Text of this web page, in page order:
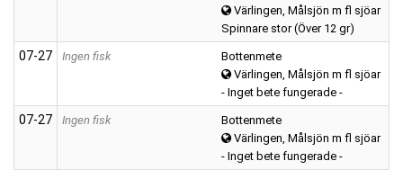
Värlingen, Målsjön m fl sjöar
Spinnare stor (Över 12 gr)
07‑27 Ingen fisk
Bottenmete
Värlingen, Målsjön m fl sjöar
- Inget bete fungerade -
07‑27 Ingen fisk
Bottenmete
Värlingen, Målsjön m fl sjöar
- Inget bete fungerade -